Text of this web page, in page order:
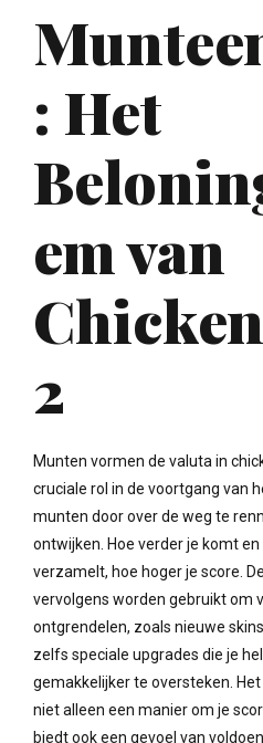
: Het
em van
2
Munten vormen de valuta in
cruciale rol in de voortgang van
munten door over de weg te
ontwijken. Hoe verder je komt
verzamelt, hoe hoger je score.
vervolgens worden gebruikt om
ontgrendelen, zoals nieuwe
zelfs speciale upgrades die je
gemakkelijker te oversteken.
niet alleen een manier om je
biedt ook een gevoel van